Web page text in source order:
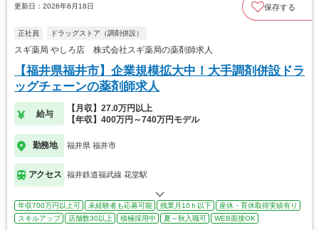
更新日：2026年6月18日 保存する
正社員 ドラッグストア（調剤併設）
スギ薬局 やしろ店 株式会社スギ薬局の薬剤師求人
【福井県福井市】企業規模拡大中！大手調剤併設ドラ
ッグチェーンの薬剤師求人
給与
【月収】27.0万円以上
【年収】400万円～740万円モデル
勤務地 福井県 福井市
アクセス 福井鉄道福武線 花堂駅
年収700万円以上可 未経験者も応募可能 残業月10ｈ以下
産休・育休取得実績有り
スキルアップ
店舗数30以上 積極採用中 夏～秋入職可 WEB面接OK